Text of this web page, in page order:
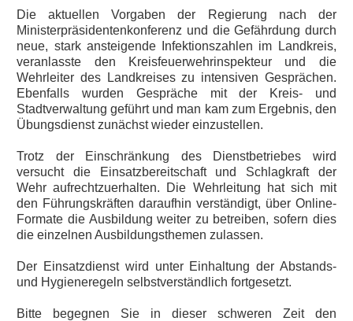
Die aktuellen Vorgaben der Regierung nach der
Ministerpräsidentenkonferenz und die Gefährdung durch
neue, stark ansteigende Infektionszahlen im Landkreis,
veranlasste den Kreisfeuerwehrinspekteur und die
Wehrleiter des Landkreises zu intensiven Gesprächen.
Ebenfalls wurden Gespräche mit der Kreis- und
Stadtverwaltung geführt und man kam zum Ergebnis, den
Übungsdienst zunächst wieder einzustellen.
Trotz der Einschränkung des Dienstbetriebes wird
versucht die Einsatzbereitschaft und Schlagkraft der
Wehr aufrechtzuerhalten. Die Wehrleitung hat sich mit
den Führungskräften daraufhin verständigt, über Online-
Formate die Ausbildung weiter zu betreiben, sofern dies
die einzelnen Ausbildungsthemen zulassen.
Der Einsatzdienst wird unter Einhaltung der Abstands-
und Hygieneregeln selbstverständlich fortgesetzt.
Bitte begegnen Sie in dieser schweren Zeit den